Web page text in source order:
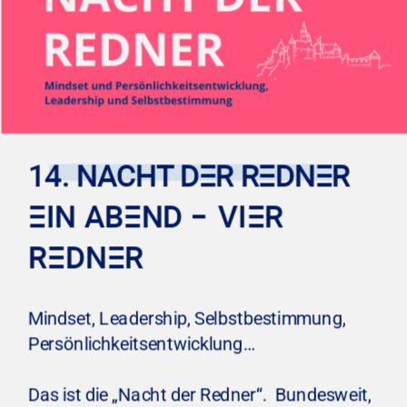
14. NACHT DER REDNER
EIN ABEND – VIER
REDNER
Mindset, Leadership, Selbstbestimmung,
Persönlichkeitsentwicklung…
Das ist die „Nacht der Redner“.  Bundesweit,